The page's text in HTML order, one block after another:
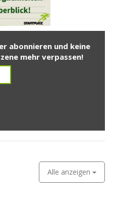
abonnieren und keine
mehr verpassen!
Alle anzeigen